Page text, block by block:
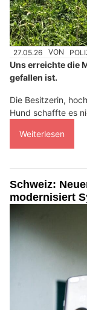
27.05.26 VON
Uns erreichte die
gefallen ist.
Die Besitzerin,
Hund schaffte es
Weiterlesen
Schweiz:
modernisiert